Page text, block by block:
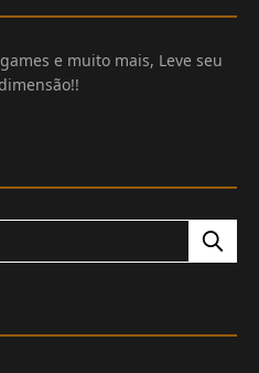
e muito mais, Leve seu